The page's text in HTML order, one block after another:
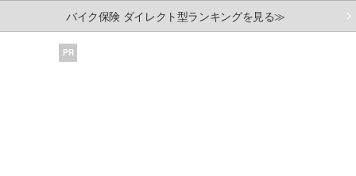
バイク保険 ダイレクト型ランキングを見る≫
PR